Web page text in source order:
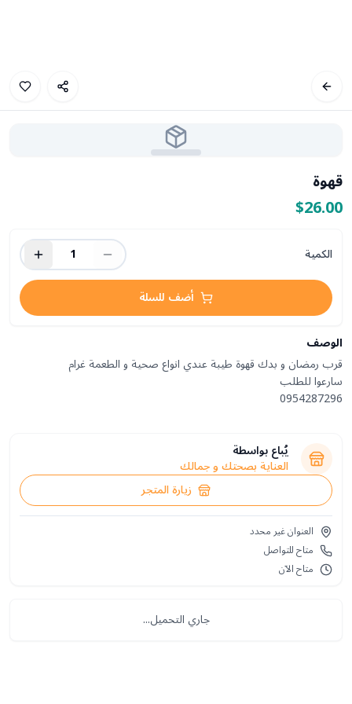
قهوة
$26.00
الكمية
1
أضف للسلة
الوصف
0954287296
يُباع بواسطة
العناية بصحتك و جمالك
زيارة المتجر
العنوان غير محدد
متاح للتواصل
متاح الآن
جاري التحميل...